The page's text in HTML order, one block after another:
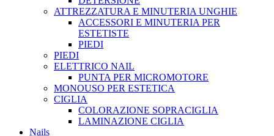
ATTREZZATURA E MINUTERIA UNGHIE
ACCESSORI E MINUTERIA PER
ESTETISTE
PIEDI
PIEDI
ELETTRICO NAIL
PUNTA PER MICROMOTORE
MONOUSO PER ESTETICA
CIGLIA
COLORAZIONE SOPRACIGLIA
LAMINAZIONE CIGLIA
Nails